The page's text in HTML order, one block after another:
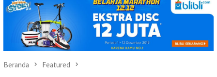
Beranda Featured